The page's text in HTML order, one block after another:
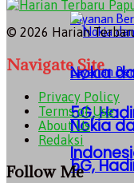
Nokia
5G,
Nokia
5G,
© 2026 Harian
Navigate Site
Privacy Policy
Terms of Use
About Us
Redaksi
Follow Me